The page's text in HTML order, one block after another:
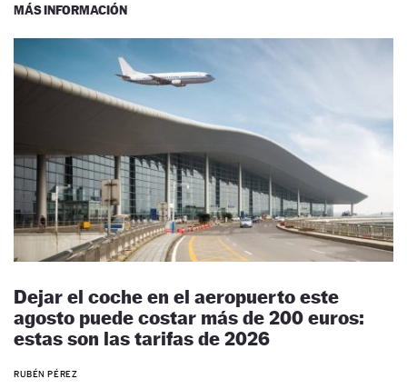
MÁS INFORMACIÓN
Dejar el coche en el aeropuerto este
agosto puede costar más de 200 euros:
estas son las tarifas de 2026
RUBÉN PÉREZ